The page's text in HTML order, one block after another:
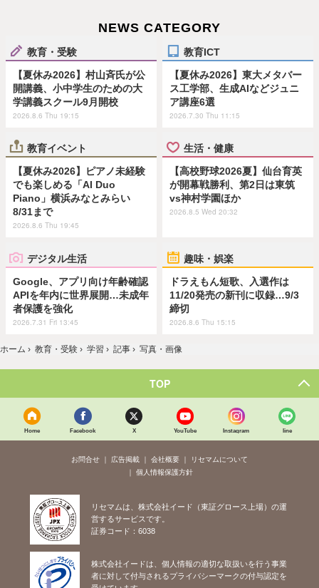
NEWS CATEGORY
教育・受験
【夏休み2026】村山斉氏が公
開講義、小中学生のための大
学講義スクール9月開校
2026.8.6 Thu 19:15
教育ICT
【夏休み2026】東大メタバー
ス工学部、生成AIなどジュニ
ア講座6選
2026.7.30 Thu 11:15
教育イベント
【夏休み2026】ピアノ未経験
でも楽しめる「AI Duo
Piano」横浜みなとみらい
8/31まで
2026.8.6 Thu 19:45
生活・健康
【高校野球2026夏】仙台育英
が開幕戦勝利、第2日は東筑
vs神村学園ほか
2026.8.5 Wed 20:32
デジタル生活
Google、アプリ向け年齢確認
APIを年内に世界展開…未成年
者保護を強化
2026.7.31 Fri 13:45
趣味・娯楽
ドラえもん短歌、入選作は
11/20発売の新刊に収録…9/3
締切
2026.8.6 Thu 15:15
ホーム › 教育・受験 › 学習 › 記事 › 写真・画像
TOP
Home Facebook X YouTube Instagram line
お問合せ 広告掲載 会社概要
リセマムについて
個人情報保護方針
リセマムは、株式会社イード（東証グロース上場）の運
営するサービスです。
証券コード：6038
株式会社イードは、個人情報の適切な取扱いを行う事業
者に対して付与されるプライバシーマークの付与認定を